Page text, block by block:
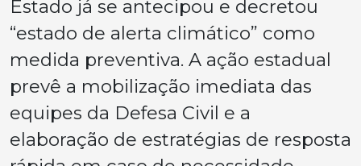
Estado já se antecipou e decretou
“estado de alerta climático” como
medida preventiva. A ação estadual
prevê a mobilização imediata das
equipes da Defesa Civil e a
elaboração de estratégias de resposta